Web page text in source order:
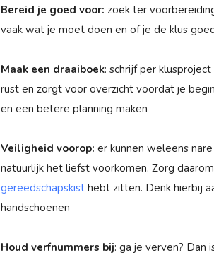
Bereid je goed voor: zoek ter
vaak wat je moet doen en of je de klus
Maak een draaiboek: schrijf per
rust en zorgt voor overzicht voordat je
en een betere planning maken
Veiligheid voorop: er kunnen weleens
natuurlijk het liefst voorkomen. Zorg
gereedschapskist hebt zitten. Denk hierbij
handschoenen
Houd verfnummers bij: ga je verven? Dan